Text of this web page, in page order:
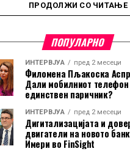
ПРОДОЛЖИ СО ЧИТАЊЕ
ПОПУЛАРНО
ИНТЕРВЈУА пред 2 месеци
Филомена Пљакоска
Дали мобилниот
единствен паричник?
ИНТЕРВЈУА пред 2 месеци
Дигитализацијата и
двигатели на новото
Имери во FinSight